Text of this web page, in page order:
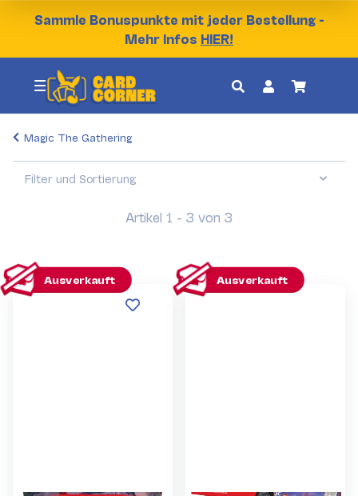
Sammle Bonuspunkte mit jeder Bestellung -
Mehr Infos HIER!
Magic The Gathering
Filter und Sortierung
Artikel 1 - 3 von 3
Ausverkauft Ausverkauft